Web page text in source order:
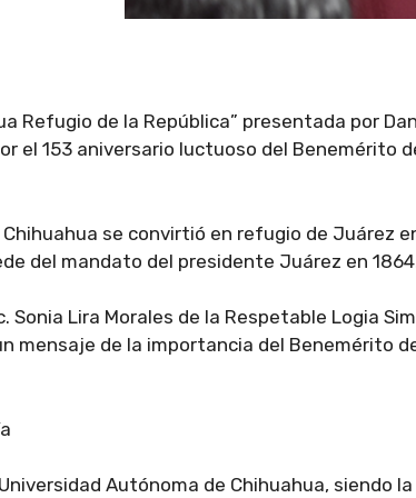
Refugio de la República” presentada por
el 153 aniversario luctuoso del Benemérito
se convirtió en refugio de Juárez
del mandato del presidente Juárez en
Lira Morales de la Respetable Logia
mensaje de la importancia del Benemérito
Autónoma de Chihuahua, siendo